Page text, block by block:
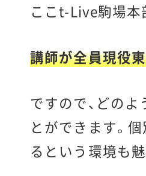
ここt-Live駒場本
講師が全員現役
ですので、どの
とができます。
るという環境も魅